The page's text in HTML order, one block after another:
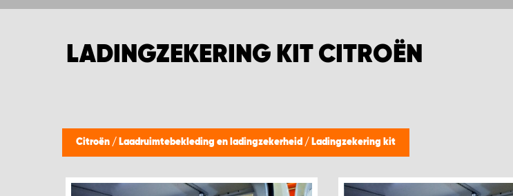
PRODUCTEN
LADINGZEKERING KIT CITROËN
Citroën / Laadruimtebekleding en ladingzekerheid / Ladingzekering kit